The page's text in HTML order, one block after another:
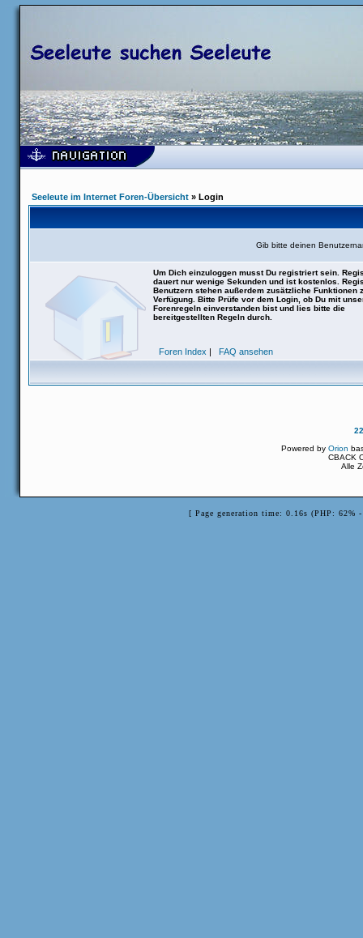
Seeleute im Internet Foren-Übersicht » Login
Gib bitte deinen
Um Dich einzuloggen musst Du registriert sein.
dauert nur wenige Sekunden und ist kostenlos.
Benutzern stehen außerdem zusätzliche Funktionen
Verfügung. Bitte Prüfe vor dem Login, ob Du mit
Forenregeln einverstanden bist und lies bitte die
bereitgestellten Regeln durch.
Foren Index | FAQ ansehen
Powered byOrion
CBACK
Alle
[ Page generation time: 0.16s (PHP: